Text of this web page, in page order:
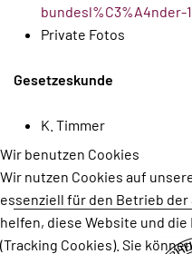
bundesl%C3%A4nder-
Private Fotos
Gesetzeskunde
K. Timmer
Wir benutzen Cookies
Wir nutzen Cookies auf
essenziell für den Betrieb
helfen, diese Website und
(Tracking Cookies). Sie